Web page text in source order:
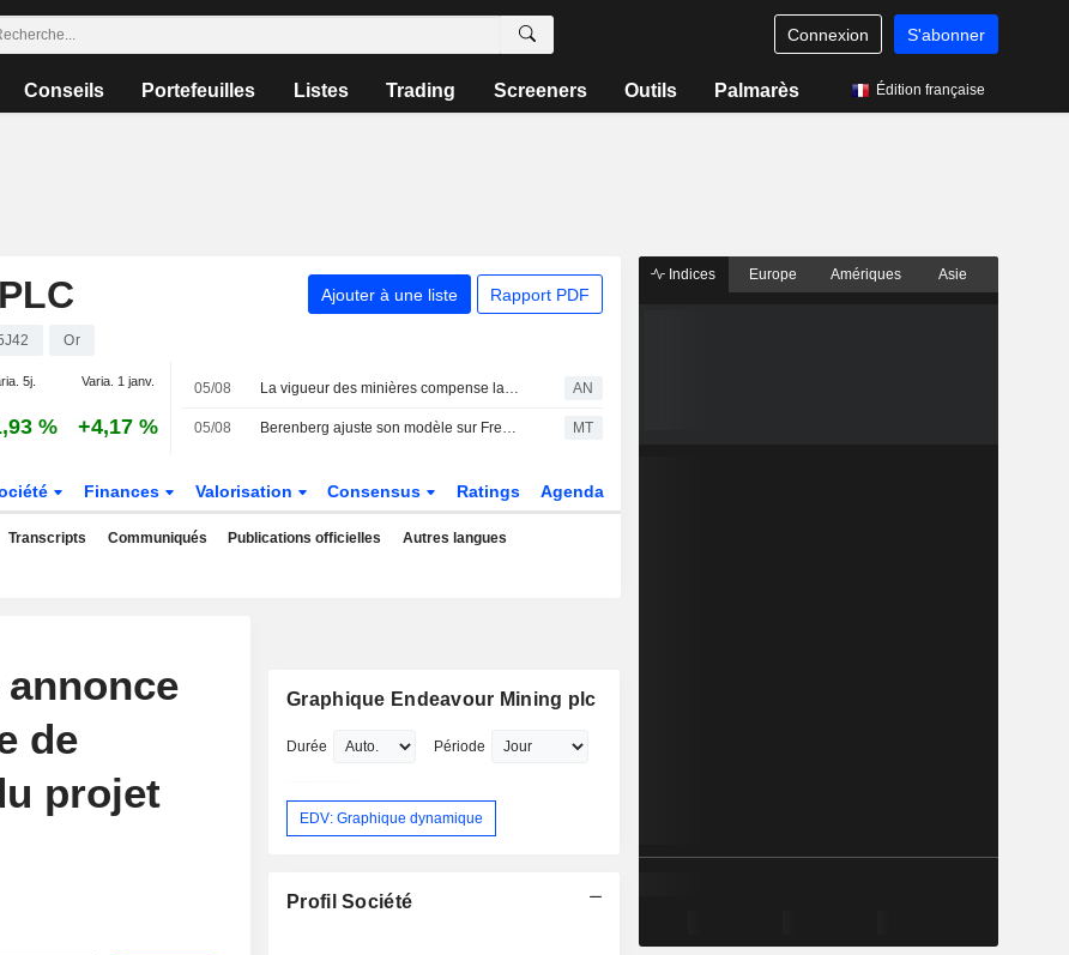
Connexion S'abonner
Conseils Portefeuilles Listes Trading Screeners Outils Palmarès Édition française
Ajouter à une liste Rapport PDF
Or
5j. Varia. 1 janv.
% +4,17 %
05/08 La vigueur des minières compense la faiblesse des valeurs financières exposées à l'Asie AN
05/08 Berenberg ajuste son modèle sur Fresnillo après les résultats du premier semestre ; recommandation " Conserver » maintenue MT
Finances Valorisation Consensus Ratings Agenda
Transcripts Communiqués Publications officielles Autres langues
de
projet
Graphique Endeavour Mining plc
Durée Période
EDV: Graphique dynamique
Profil Société
Indices Europe Amériques Asie